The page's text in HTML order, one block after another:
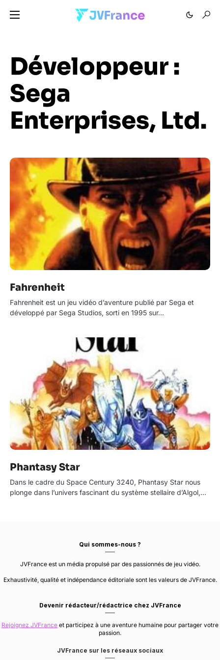
Développeur :
Sega
Enterprises, Ltd.
Fahrenheit
Fahrenheit est un jeu vidéo d’aventure publié par Sega et
développé par Sega Studios, sorti en 1995 sur…
Phantasy Star
Dans le cadre du Space Century 3240, Phantasy Star nous
plonge dans l’univers fascinant du système stellaire d’Algol,…
Qui sommes-nous ?
JVFrance est un média propulsé par des passionnés de jeu vidéo.
Exhaustivité, qualité et indépendance éditoriale sont les valeurs de JVFrance.
Devenir rédacteur/rédactrice chez JVFrance
Rejoignez JVFrance et participez à une aventure humaine pour partager votre
passion.
JVFrance sur les réseaux sociaux